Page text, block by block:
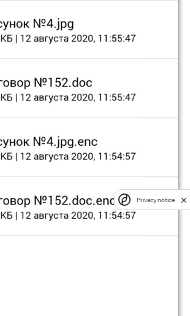
Privacy notice